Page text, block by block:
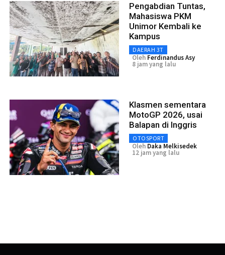
Pengabdian Tuntas,
Mahasiswa PKM
Unimor Kembali ke
Kampus
DAERAH 3T
Oleh Ferdinandus Asy
8 jam yang lalu
Klasmen sementara
MotoGP 2026, usai
Balapan di Inggris
OTOSPORT
Oleh Daka Melkisedek
12 jam yang lalu